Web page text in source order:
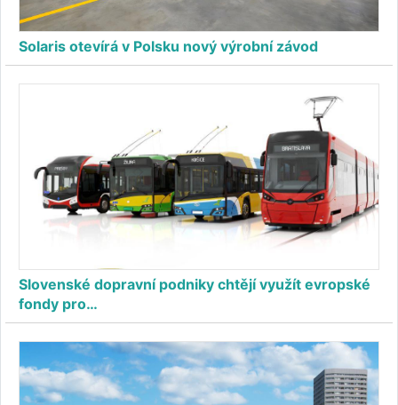
Solaris otevírá v Polsku nový výrobní závod
Slovenské dopravní podniky chtějí využít evropské
fondy pro…